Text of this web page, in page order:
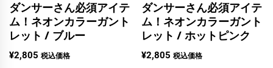
ダンサーさん必須アイテ
ム！ネオンカラーガント
レット / ブルー
¥2,805 税込価格
ダンサーさん必須アイテ
ム！ネオンカラーガント
レット / ホットピンク
¥2,805 税込価格